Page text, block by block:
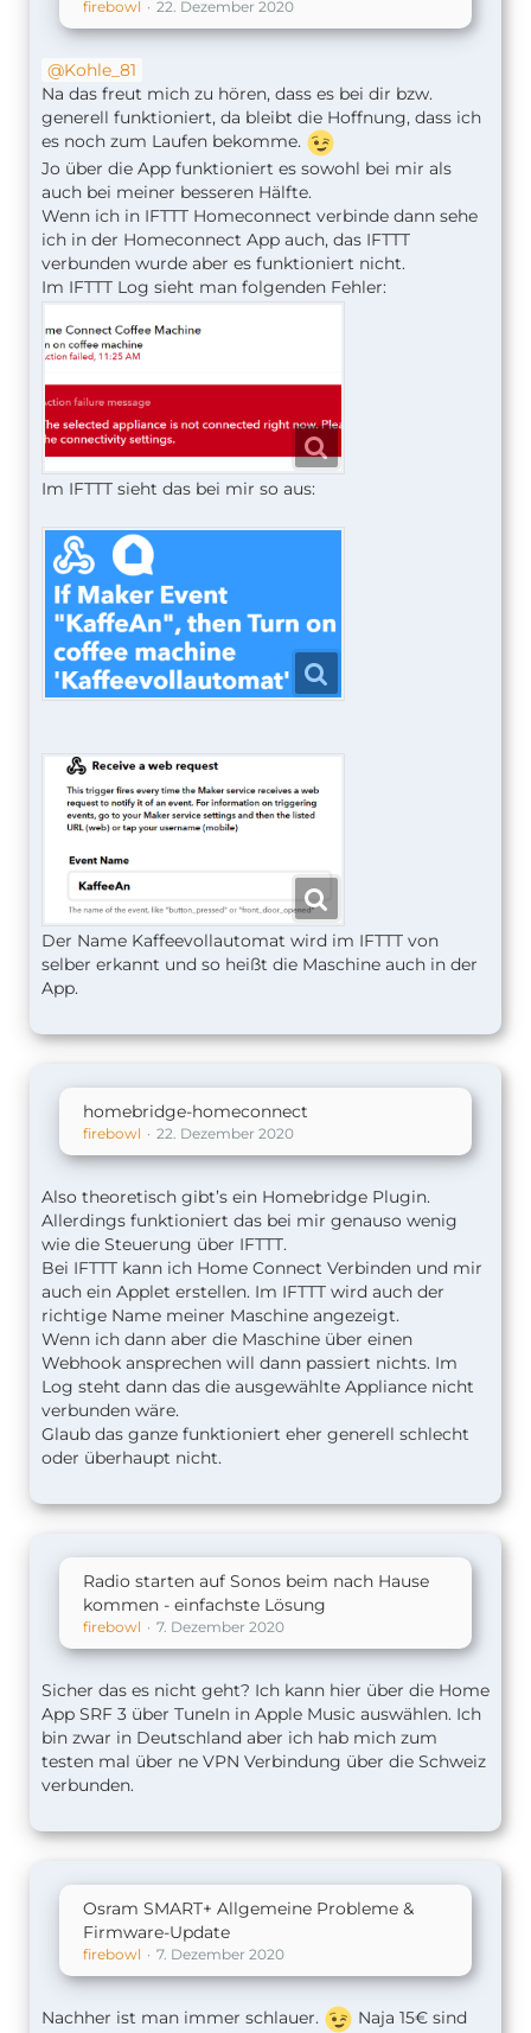
firebowl 22. Dezember 2020
Kohle_81
Na das freut mich zu hören, dass es bei dir bzw.
generell funktioniert, da bleibt die Hoffnung, dass ich
es noch zum Laufen bekomme.
Jo über die App funktioniert es sowohl bei mir als
auch bei meiner besseren Hälfte.
Wenn ich in IFTTT Homeconnect verbinde dann sehe
ich in der Homeconnect App auch, das IFTTT
verbunden wurde aber es funktioniert nicht.
Im IFTTT Log sieht man folgenden Fehler:
Im IFTTT sieht das bei mir so aus:
Der Name Kaffeevollautomat wird im IFTTT von
selber erkannt und so heißt die Maschine auch in der
App.
homebridge-homeconnect
firebowl 22. Dezember 2020
Also theoretisch gibt’s ein Homebridge Plugin.
Allerdings funktioniert das bei mir genauso wenig
wie die Steuerung über IFTTT.
Bei IFTTT kann ich Home Connect Verbinden und mir
auch ein Applet erstellen. Im IFTTT wird auch der
richtige Name meiner Maschine angezeigt.
Wenn ich dann aber die Maschine über einen
Webhook ansprechen will dann passiert nichts. Im
Log steht dann das die ausgewählte Appliance nicht
verbunden wäre.
Glaub das ganze funktioniert eher generell schlecht
oder überhaupt nicht.
Radio starten auf Sonos beim nach Hause
kommen - einfachste Lösung
firebowl 7. Dezember 2020
Sicher das es nicht geht? Ich kann hier über die Home
App SRF 3 über TuneIn in Apple Music auswählen. Ich
bin zwar in Deutschland aber ich hab mich zum
testen mal über ne VPN Verbindung über die Schweiz
verbunden.
Osram SMART+ Allgemeine Probleme &
Firmware-Update
firebowl 7. Dezember 2020
Nachher ist man immer schlauer.
Naja 15€ sind